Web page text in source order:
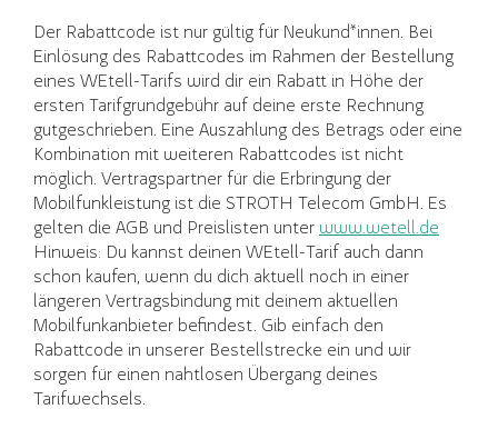
Der Rabattcode ist nur gültig für Neukund*innen. Bei
Einlösung des Rabattcodes im Rahmen der Bestellung
eines WEtell-Tarifs wird dir ein Rabatt in Höhe der
ersten Tarifgrundgebühr auf deine erste Rechnung
gutgeschrieben. Eine Auszahlung des Betrags oder eine
Kombination mit weiteren Rabattcodes ist nicht
möglich. Vertragspartner für die Erbringung der
Mobilfunkleistung ist die STROTH Telecom GmbH. Es
gelten die AGB und Preislisten unter www.wetell.de
Hinweis: Du kannst deinen WEtell-Tarif auch dann
schon kaufen, wenn du dich aktuell noch in einer
längeren Vertragsbindung mit deinem aktuellen
Mobilfunkanbieter befindest. Gib einfach den
Rabattcode in unserer Bestellstrecke ein und wir
sorgen für einen nahtlosen Übergang deines
Tarifwechsels.